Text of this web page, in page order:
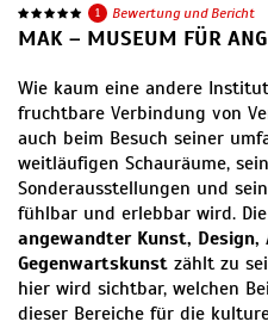
1 Bewertung und Bericht
MAK – MUSEUM FÜR
Wie kaum eine andere
fruchtbare Verbindung von
auch beim Besuch seiner
weitläufigen Schauräume,
Sonderausstellungen und
fühlbar und erlebbar wird.
angewandter Kunst,
Gegenwartskunst zählt zu
hier wird sichtbar, welchen
dieser Bereiche für die